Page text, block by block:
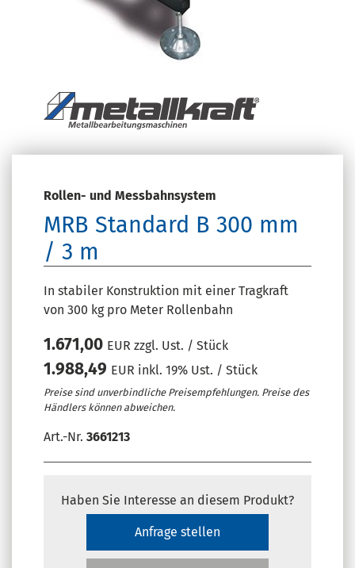
Rollen- und Messbahnsystem
MRB Standard B 300 mm
/ 3 m
In stabiler Konstruktion mit einer Tragkraft
von 300 kg pro Meter Rollenbahn
1.671,00 EUR zzgl. Ust. / Stück
1.988,49 EUR inkl. 19% Ust. / Stück
Preise sind unverbindliche Preisempfehlungen. Preise des
Händlers können abweichen.
Art.-Nr. 3661213
Haben Sie Interesse an diesem Produkt?
Anfrage stellen